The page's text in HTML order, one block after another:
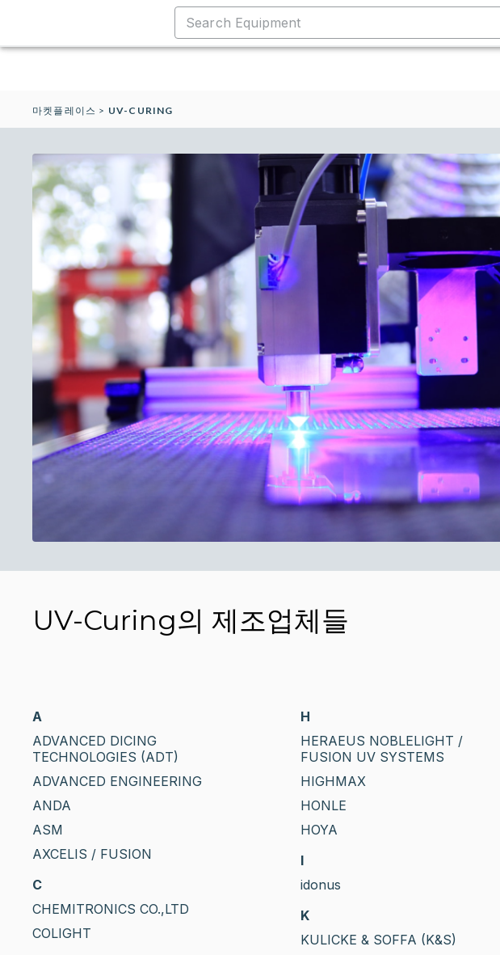
마켓플레이스 > UV-CURING
UV-Curing의 제조업체들
A
ADVANCED DICING
TECHNOLOGIES (ADT)
ADVANCED ENGINEERING
ANDA
ASM
AXCELIS / FUSION
C
CHEMITRONICS CO.,LTD
COLIGHT
H
HERAEUS NOBLELIGHT /
FUSION UV SYSTEMS
HIGHMAX
HONLE
HOYA
I
idonus
K
KULICKE & SOFFA (K&S)